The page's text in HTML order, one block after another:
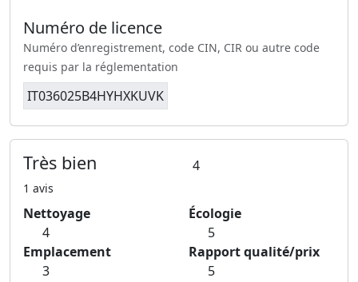
Numéro de licence
Numéro d’enregistrement, code CIN, CIR ou autre code
requis par la réglementation
IT036025B4HYHXKUVK
Très bien 4
1 avis
Nettoyage
4
Écologie
5
Emplacement
3
Rapport qualité/prix
5